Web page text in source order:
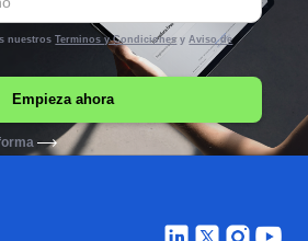
nuestrosTerminos y CondicionesyAviso de